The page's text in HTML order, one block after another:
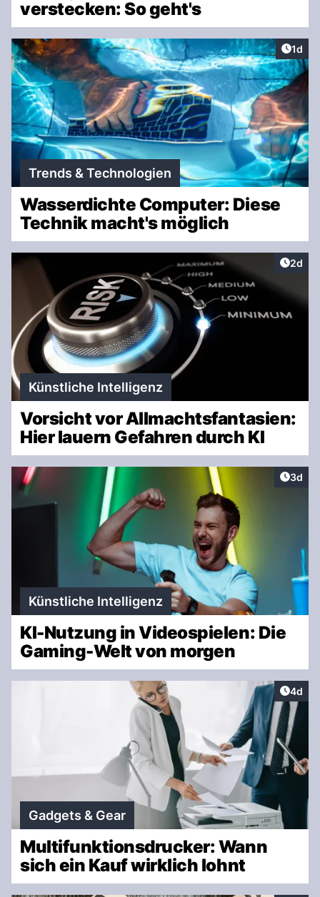
verstecken: So geht's
1d
Trends & Technologien
Wasserdichte Computer: Diese
Technik macht's möglich
2d
Künstliche Intelligenz
Vorsicht vor Allmachtsfantasien:
Hier lauern Gefahren durch KI
3d
Künstliche Intelligenz
KI-Nutzung in Videospielen: Die
Gaming-Welt von morgen
4d
Gadgets & Gear
Multifunktionsdrucker: Wann
sich ein Kauf wirklich lohnt